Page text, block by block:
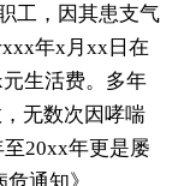
，因其患支气
年x月xx日在
生活费。多年
无数次因哮喘
20xx年更是屡